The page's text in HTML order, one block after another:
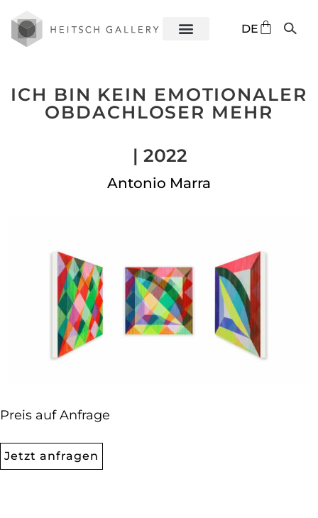
DE
ES
ICH BIN KEIN EMOTIONALER
OBDACHLOSER MEHR
| 2022
Antonio Marra
Preis auf Anfrage
Jetzt anfragen